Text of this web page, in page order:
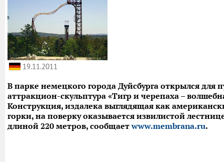
19.11.2011
В парке немецкого города Дуйсбурга открылся для
аттракцион-скульптура «Тигр и черепаха –
Конструкция, издалека выглядящая как
горки, на поверку оказывается извилистой
длиной 220 метров, сообщаетwww.membrana.ru.